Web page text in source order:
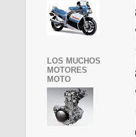
LOS MUCHOS
MOTORES
MOTO